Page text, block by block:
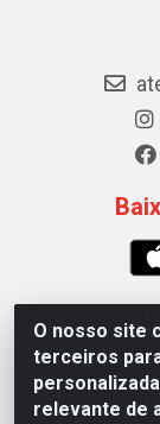
O nosso site
terceiros
relevante de
Polybalas -
Ernesto